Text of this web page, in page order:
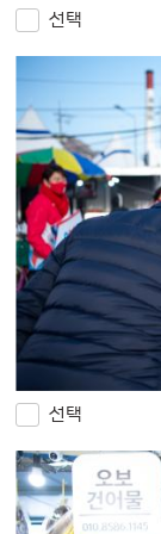
선택
선택